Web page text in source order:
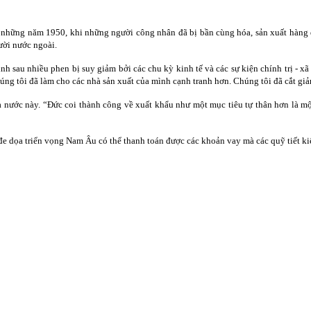
năm 1950, khi những người công nhân đã bị bần cùng hóa, sản xuất
nước ngoài.
sau nhiều phen bị suy giảm bởi các chu kỳ kinh tế và các sự kiện chính trị -
tôi đã làm cho các nhà sản xuất của mình cạnh tranh hơn. Chúng tôi đã cắt
này. “Đức coi thành công về xuất khẩu như một mục tiêu tự thân hơn là
dọa triển vọng Nam Âu có thể thanh toán được các khoản vay mà các quỹ tiết